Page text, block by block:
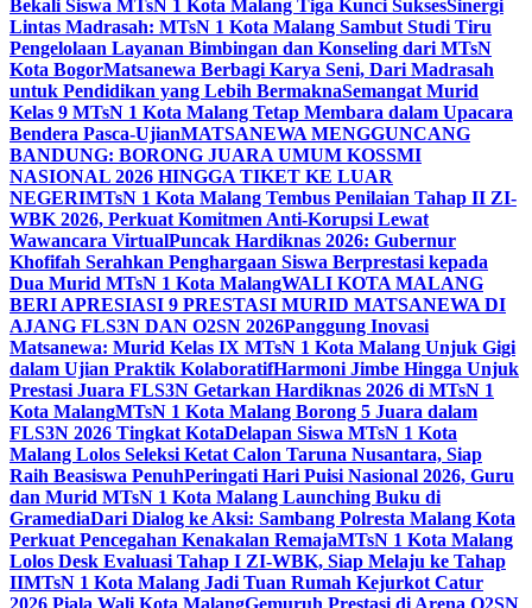
Bekali Siswa MTsN 1 Kota Malang Tiga Kunci SuksesSinergi
Lintas Madrasah: MTsN 1 Kota Malang Sambut Studi Tiru
Pengelolaan Layanan Bimbingan dan Konseling dari MTsN
Kota BogorMatsanewa Berbagi Karya Seni, Dari Madrasah
untuk Pendidikan yang Lebih BermaknaSemangat Murid
Kelas 9 MTsN 1 Kota Malang Tetap Membara dalam Upacara
Bendera Pasca-UjianMATSANEWA MENGGUNCANG
BANDUNG: BORONG JUARA UMUM KOSSMI
NASIONAL 2026 HINGGA TIKET KE LUAR
NEGERIMTsN 1 Kota Malang Tembus Penilaian Tahap II ZI-
WBK 2026, Perkuat Komitmen Anti-Korupsi Lewat
Wawancara VirtualPuncak Hardiknas 2026: Gubernur
Khofifah Serahkan Penghargaan Siswa Berprestasi kepada
Dua Murid MTsN 1 Kota MalangWALI KOTA MALANG
BERI APRESIASI 9 PRESTASI MURID MATSANEWA DI
AJANG FLS3N DAN O2SN 2026Panggung Inovasi
Matsanewa: Murid Kelas IX MTsN 1 Kota Malang Unjuk Gigi
dalam Ujian Praktik KolaboratifHarmoni Jimbe Hingga Unjuk
Prestasi Juara FLS3N Getarkan Hardiknas 2026 di MTsN 1
Kota MalangMTsN 1 Kota Malang Borong 5 Juara dalam
FLS3N 2026 Tingkat KotaDelapan Siswa MTsN 1 Kota
Malang Lolos Seleksi Ketat Calon Taruna Nusantara, Siap
Raih Beasiswa PenuhPeringati Hari Puisi Nasional 2026, Guru
dan Murid MTsN 1 Kota Malang Launching Buku di
GramediaDari Dialog ke Aksi: Sambang Polresta Malang Kota
Perkuat Pencegahan Kenakalan RemajaMTsN 1 Kota Malang
Lolos Desk Evaluasi Tahap I ZI-WBK, Siap Melaju ke Tahap
IIMTsN 1 Kota Malang Jadi Tuan Rumah Kejurkot Catur
2026 Piala Wali Kota MalangGemuruh Prestasi di Arena O2SN